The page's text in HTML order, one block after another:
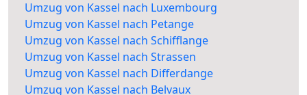
Umzug von Kassel nach Luxembourg
Umzug von Kassel nach Petange
Umzug von Kassel nach Schifflange
Umzug von Kassel nach Strassen
Umzug von Kassel nach Differdange
Umzug von Kassel nach Belvaux